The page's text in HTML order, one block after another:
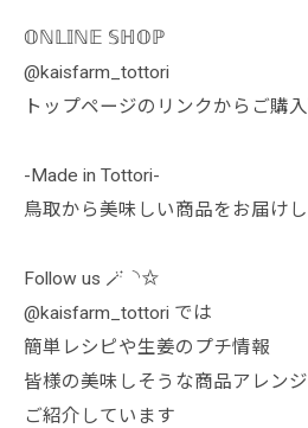
𝕆ℕ𝕃𝕀ℕ𝔼 𝕊ℍ𝕆ℙ
@kaisfarm_tottori
トップページのリンクからご購
-Made in Tottori-
鳥取から美味しい商品をお届け
Follow us 🪄︎︎◝✩
@kaisfarm_tottori では
簡単レシピや生姜のプチ情報
皆様の美味しそうな商品アレン
ご紹介しています